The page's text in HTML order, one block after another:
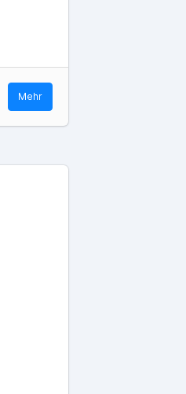
Mehr